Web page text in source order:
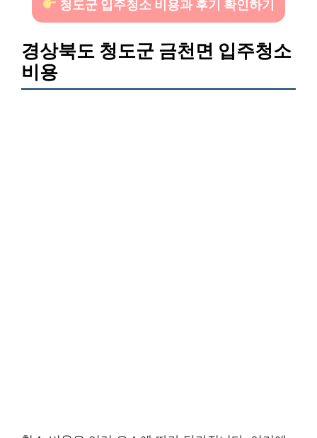
청도군 입주청소 비용과 후기 확인하기
경상북도 청도군 금천면 입주청소
비용